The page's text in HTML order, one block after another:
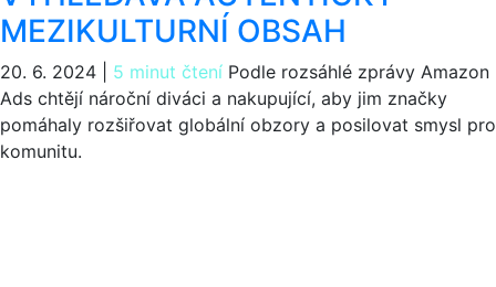
MEZIKULTURNÍ OBSAH
20. 6. 2024 5 minut čtení Podle rozsáhlé zprávy Amazon
Ads chtějí nároční diváci a nakupující, aby jim značky
pomáhaly rozšiřovat globální obzory a posilovat smysl pro
komunitu.